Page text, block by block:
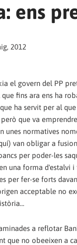
ens
2012
el govern del PP
fins ara ens ha
ha servit per al
que va
unes normatives
van obligar a
per poder-les
una forma d'estalvi
per fer-se forts
acceptable no
a reflotar
que no obeeixen a